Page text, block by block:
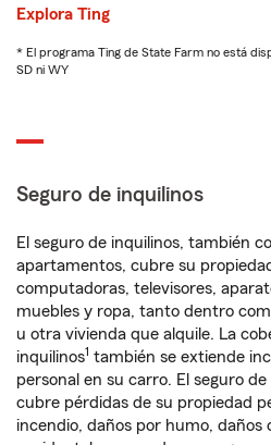
Explora Ting
* El programa Ting de State Farm no está
SD ni WY
Seguro de inquilinos
El seguro de inquilinos, también
apartamentos, cubre su
computadoras, televisores,
muebles y ropa, tanto dentro
u otra vivienda que alquile. La
inquilinos1 también se extiende
personal en su carro. El seguro
cubre pérdidas de su propiedad
incendio, daños por humo,